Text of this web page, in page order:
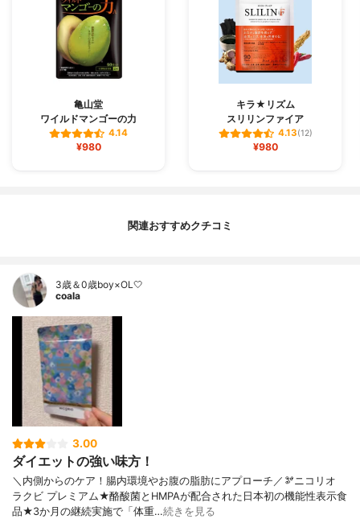
亀山堂
ワイルドマンゴーの力
4.14
¥980
キラ★リズム
スリリンファイア
4.13(12)
¥980
関連おすすめクチコミ
3歳＆0歳boy×OL🤍
coala
3.00
ダイエットの強い味方！
＼内側からのケア！腸内環境やお腹の脂肪にアプローチ／🫘ニコリオ
ラクビ プレミアム★酪酸菌とHMPAが配合された日本初の機能性表示食
品★3か月の継続実施で「体重…続きを見る